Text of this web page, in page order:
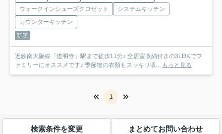
ウォークインシューズクロゼット
システムキッチン
カウンターキッチン
新築
近鉄南大阪線「道明寺」駅まで徒歩11分♪ 全居室収納付きの3LDKでフ
ァミリーにオススメです♪ 季節物の衣類もスッキリ収...
もっと見る
1
検索条件を変更 まとめてお問い合わせ